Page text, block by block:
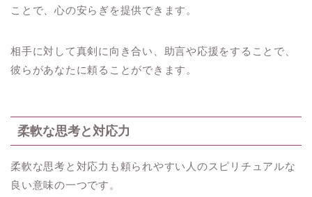
ことで、心の安らぎを提供できます。
相手に対して真剣に向き合い、助言や応援をすることで、
彼らがあなたに頼ることができます。
柔軟な思考と対応力
柔軟な思考と対応力も頼られやすい人のスピリチュアルな
良い意味の一つです。